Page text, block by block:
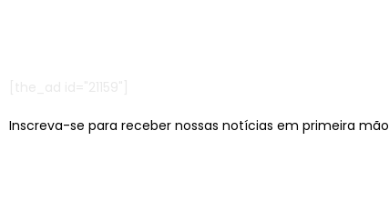
Inscreva-se para receber nossas notícias em primeira mão